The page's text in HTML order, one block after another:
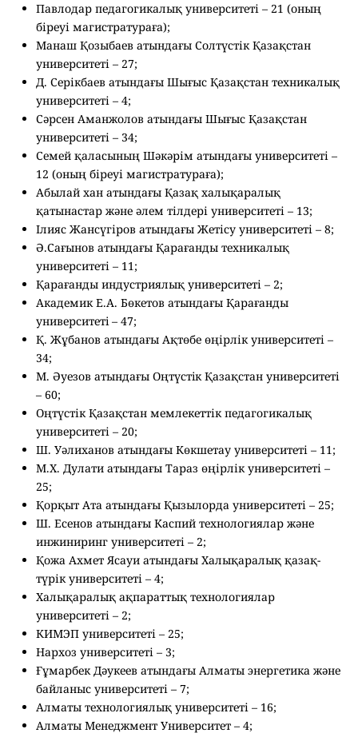
Павлодар педагогикалық университеті – 21 (оның
біреуі магистратураға);
Манаш Қозыбаев атындағы Солтүстік Қазақстан
университеті – 27;
Д. Серікбаев атындағы Шығыс Қазақстан техникалық
университеті – 4;
Сәрсен Аманжолов атындағы Шығыс Қазақстан
университеті – 34;
Семей қаласының Шәкәрім атындағы университеті –
12 (оның біреуі магистратураға);
Абылай хан атындағы Қазақ халықаралық
қатынастар және әлем тілдері университеті – 13;
Ілияс Жансүгіров атындағы Жетісу университеті – 8;
Ә.Сағынов атындағы Қарағанды техникалық
университеті – 11;
Қарағанды индустриялық университеті – 2;
Академик Е.А. Бөкетов атындағы Қарағанды
университетi – 47;
Қ. Жұбанов атындағы Ақтөбе өңірлік университеті –
34;
М. Әуезов атындағы Оңтүстiк Қазақстан университетi
– 60;
Оңтүстік Қазақстан мемлекеттік педагогикалық
университеті – 20;
Ш. Уәлиханов атындағы Көкшетау университеті – 11;
М.Х. Дулати атындағы Тараз өңірлік университеті –
25;
Қорқыт Ата атындағы Қызылорда университеті – 25;
Ш. Есенов атындағы Каспий технологиялар және
инжиниринг университеті – 2;
Қожа Ахмет Ясауи атындағы Халықаралық қазақ-
түрік университеті – 4;
Халықаралық ақпараттық технологиялар
университеті – 2;
КИМЭП университеті – 25;
Нархоз университеті – 3;
Ғұмарбек Дәукеев атындағы Алматы энергетика және
байланыс университеті – 7;
Алматы технологиялық университеті – 16;
Алматы Менеджмент Университет – 4;